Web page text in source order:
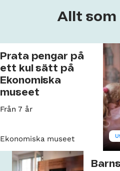
Allt som
Prata pengar på
ett kul sätt på
Ekonomiska
museet
Från 7 år
Ekonomiska museet